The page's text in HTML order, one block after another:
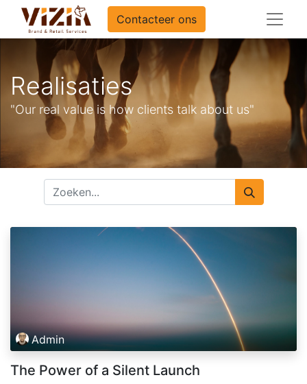
Contacteer ons
Realisaties
"Our real value is how clients talk about us"
Admin
The Power of a Silent Launch